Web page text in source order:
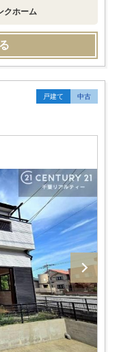
クホーム
戸建て 中古